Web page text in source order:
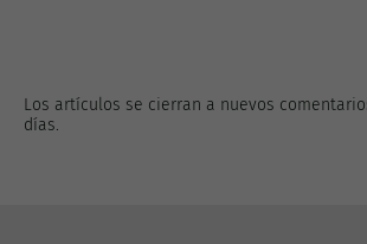
Los artículos se cierran a nuevos
días.